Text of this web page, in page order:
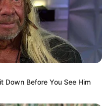
Down Before You See Him